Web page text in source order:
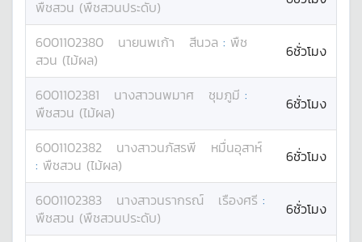
พืชสวน (พืชสวนประดับ)
6001102380 นายนพเก้า สีนวล : พืช
สวน (ไม้ผล)
6ชั่วโมง
6001102381 นางสาวนพมาศ ชุมภูมี :
พืชสวน (ไม้ผล)
6ชั่วโมง
6001102382 นางสาวนภัสรพี
หมื่นอุสาห์
: พืชสวน (ไม้ผล) 6ชั่วโมง
6001102383 นางสาวนรากรณ์ เรืองศรี :
พืชสวน (พืชสวนประดับ)
6ชั่วโมง